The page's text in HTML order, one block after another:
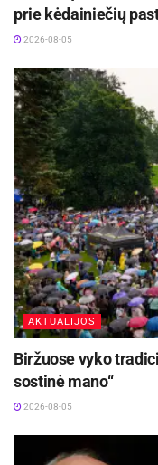
prie kėdainiečių
2026-08-05
AKTUALIJOS
Biržuose vyko
sostinė mano“
2026-08-05